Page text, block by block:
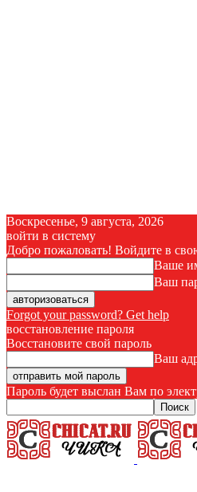
Воскресенье, 9 августа, 2026
войти в систему
Добро пожаловать! Войдите в
Ваше
Ваш
Forgot your password? Get help
восстановление пароля
Восстановите свой пароль
Ваш
Пароль будет выслан Вам по